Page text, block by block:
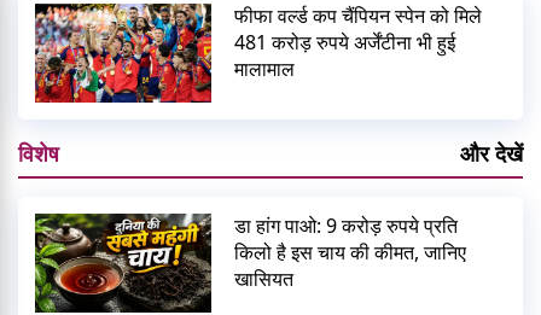
फीफा वर्ल्ड कप चैंपियन स्पेन को मिले
481 करोड़ रुपये अर्जेंटीना भी हुई
मालामाल
विशेष और देखें
डा हांग पाओ: 9 करोड़ रुपये प्रति
किलो है इस चाय की कीमत, जानिए
खासियत